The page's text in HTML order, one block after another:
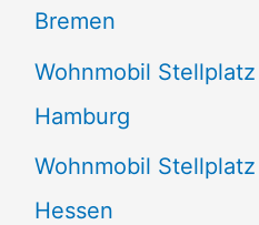
Bremen
Wohnmobil
Hamburg
Wohnmobil
Hessen